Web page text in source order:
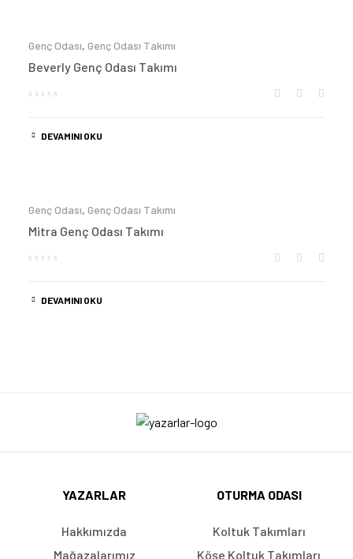
Genç Odası, Genç Odası Takımı
Beverly Genç Odası Takımı
DEVAMINI OKU
Genç Odası, Genç Odası Takımı
Mitra Genç Odası Takımı
DEVAMINI OKU
YAZARLAR
Hakkımızda
Mağazalarımız
OTURMA ODASI
Koltuk Takımları
Köşe Koltuk Takımları